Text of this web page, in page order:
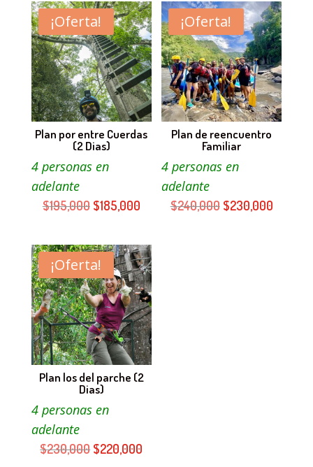
¡Oferta!
Plan por entre Cuerdas
(2 Dias)
4 personas en
adelante
$195,000 El
original
era:
$195,000.
$185,000El
actual
es:
$185,000.
¡Oferta!
Plan de reencuentro
Familiar
4 personas en
adelante
$240,000 El
$230,000El
¡Oferta!
Plan los del parche (2
Dias)
4 personas en
adelante
$230,000 El
$220,000